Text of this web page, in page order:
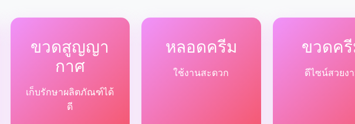
ขวดสูญญา
กาศ
เก็บรักษาผลิตภัณฑ์ได้
ดี
หลอดครีม
ใช้งานสะดวก
ขวดค
ดีไซน์สวยง